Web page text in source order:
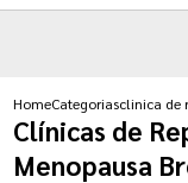
HomeCategoriasclinica de
Clínicas de
Menopausa